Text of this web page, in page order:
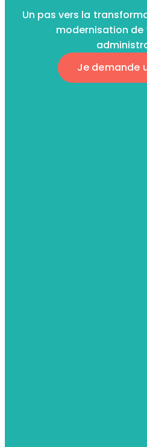
Un pas vers la
modernisation
Je demande